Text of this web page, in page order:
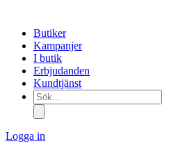
Butiker
Kampanjer
I butik
Erbjudanden
Kundtjänst
Sök...
Logga in